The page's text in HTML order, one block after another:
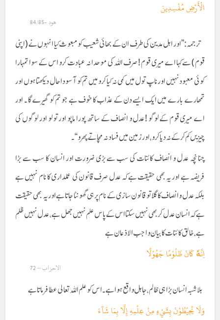
الْأَرْضِ مُفْسِدِينَ
ھود -84/85
ترجمہ: ’’اور اہل مدین کی طرف ان کے بھائی شعیب کومبعوث کیا انہوں نے (اپنی
قوم ) سے کہا اے میری قوم ! صرف اللہ کی موحدانہ عبادت کرو اس کے سوا تمہارا
کوئی معبود نہیں اور ناپ تول میں کمی نہ کیا کرو میں تم کو آسودا حال دیکھتا ہوں اور
تمھارے بارے میں ایک ایسے دن کے عذاب کا خوف ہے جو تم کو گھیرے گا ۔ اور
اے میری قوم کے لوگو !عدل و انصاف کے ساتھ پورا ماپو اور تولو اور لوگوں کی
چیزیں کم کرکے نہ دیا کرو ، اور زمین میں فساد نہ مچاتے پھرو ‘‘۔
چنانچہ عدل و انصاف کائنات کی سب سے بڑی ضرورت اور انسان کا سب سے بڑا
فریضہ ہے اور یہ بھی حقیقت ہے کہ عدل صرف قانون کی عملداری کا نام نہیں ہے
بلکہ عدل وانصاف کا گلا تو قانون سازی کے نام پر ہی گھونٹا جاتا ہے اور یہ بھی حقیقت
ہے کہ انسان عدل کر بھی نہیں سکتا اس کے پاس علم نہیں جھل ہے، عدل نہیں ظلم
ہے، خالق کائنات کا بیان واجب الاذعان ہے
اِنَّهٗ کَانَ ظَلُوْمًا جَهُوْلًا
الاحزاب – 72
بلاشبہ انسان بڑا ہی ظالم ، جاہل واقع ہوا ہے۔ اس کو علم اللہ تعالی عطا فرماتا ہے
وَلَا يُحِيْطُوْنَ بِشَيْءٍ مِنْ عِلْمِهِ إِلَّا بِمَا شَآءَ